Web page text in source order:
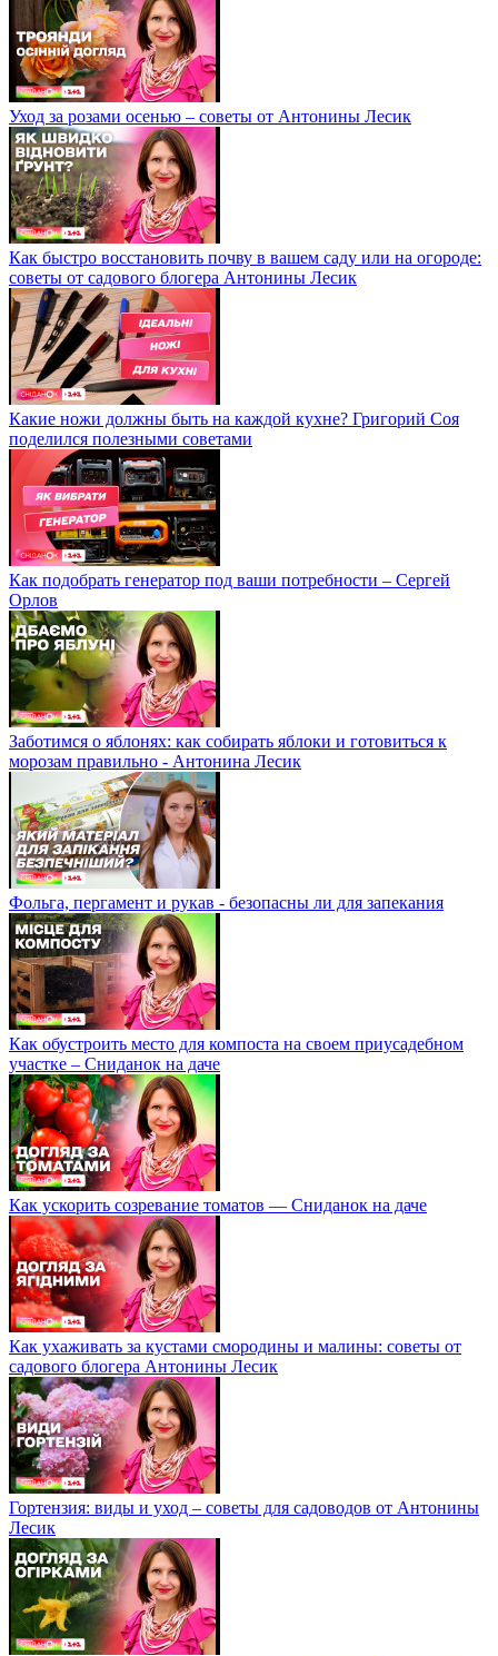
Уход за розами осенью – советы от Антонины Лесик
Как быстро восстановить почву в вашем саду или на огороде:
советы от садового блогера Антонины Лесик
Какие ножи должны быть на каждой кухне? Григорий Соя
поделился полезными советами
Как подобрать генератор под ваши потребности – Сергей
Орлов
Заботимся о яблонях: как собирать яблоки и готовиться к
морозам правильно - Антонина Лесик
Фольга, пергамент и рукав - безопасны ли для запекания
Как обустроить место для компоста на своем приусадебном
участке – Сниданок на даче
Как ускорить созревание томатов — Сниданок на даче
Как ухаживать за кустами смородины и малины: советы от
садового блогера Антонины Лесик
Гортензия: виды и уход – советы для садоводов от Антонины
Лесик